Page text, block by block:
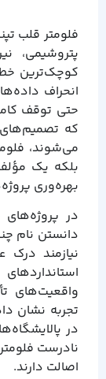
فلومتر قلب
پتروشیمی،
کوچک‌ترین
انحراف
حتی توقف
که
می‌شوند،
بلکه یک
بهره‌وری
در
دانستن نام
نیازمند
واقعیت‌های
تجربه نشان
در
نادرست
اصالت دارند.